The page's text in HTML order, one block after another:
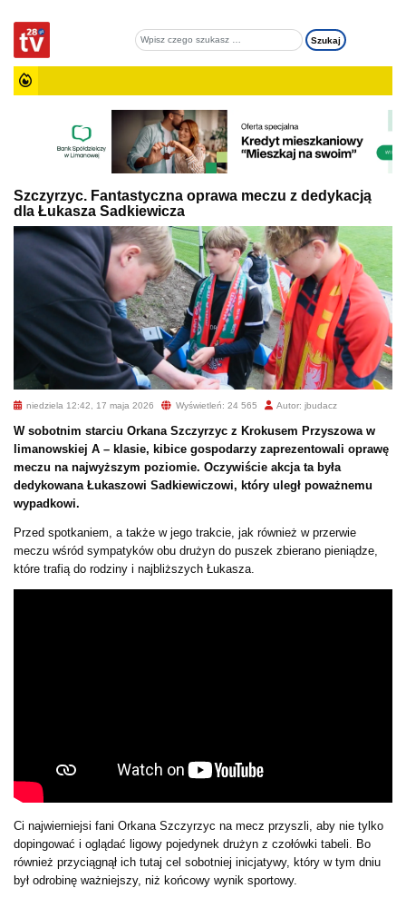
Szczyrzyc. Fantastyczna oprawa meczu z dedykacją
dla Łukasza Sadkiewicza
niedziela 12:42, 17 maja 2026 Wyświetleń: 24 565 Autor: jbudacz
W sobotnim starciu Orkana Szczyrzyc z Krokusem Przyszowa w
limanowskiej A – klasie, kibice gospodarzy zaprezentowali oprawę
meczu na najwyższym poziomie. Oczywiście akcja ta była
dedykowana Łukaszowi Sadkiewiczowi, który uległ poważnemu
wypadkowi.
Przed spotkaniem, a także w jego trakcie, jak również w przerwie
meczu wśród sympatyków obu drużyn do puszek zbierano pieniądze,
które trafią do rodziny i najbliższych Łukasza.
Ci najwierniejsi fani Orkana Szczyrzyc na mecz przyszli, aby nie tylko
dopingować i oglądać ligowy pojedynek drużyn z czołówki tabeli. Bo
również przyciągnął ich tutaj cel sobotniej inicjatywy, który w tym dniu
był odrobinę ważniejszy, niż końcowy wynik sportowy.